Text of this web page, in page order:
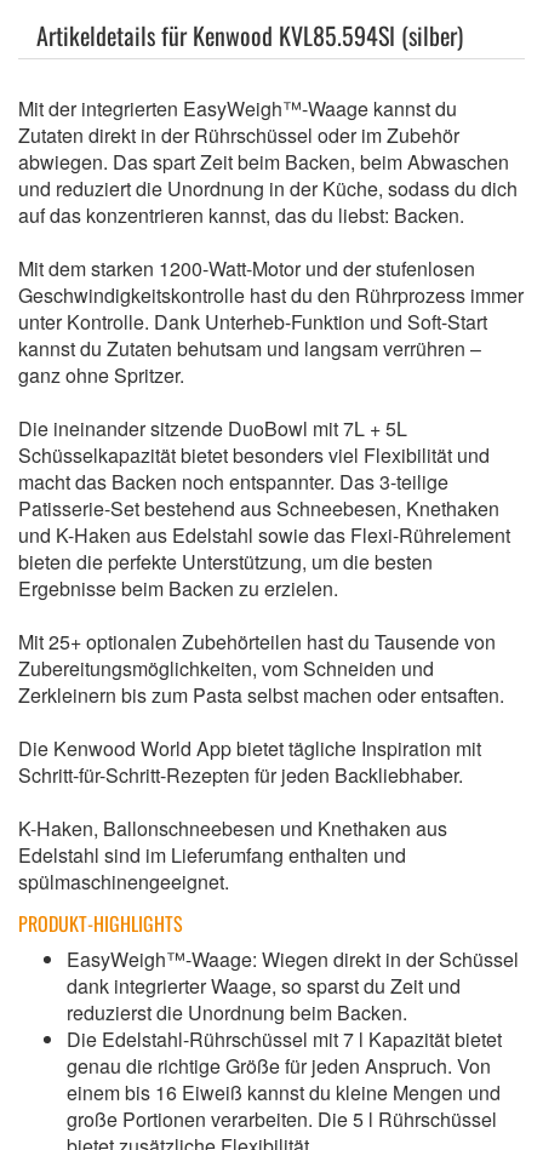
Artikeldetails für Kenwood KVL85.594SI (silber)
Mit der integrierten EasyWeigh™-Waage kannst du
Zutaten direkt in der Rührschüssel oder im Zubehör
abwiegen. Das spart Zeit beim Backen, beim Abwaschen
und reduziert die Unordnung in der Küche, sodass du dich
auf das konzentrieren kannst, das du liebst: Backen.
Mit dem starken 1200-Watt-Motor und der stufenlosen
Geschwindigkeitskontrolle hast du den Rührprozess immer
unter Kontrolle. Dank Unterheb-Funktion und Soft-Start
kannst du Zutaten behutsam und langsam verrühren –
ganz ohne Spritzer.
Die ineinander sitzende DuoBowl mit 7L + 5L
Schüsselkapazität bietet besonders viel Flexibilität und
macht das Backen noch entspannter. Das 3-teilige
Patisserie-Set bestehend aus Schneebesen, Knethaken
und K-Haken aus Edelstahl sowie das Flexi-Rührelement
bieten die perfekte Unterstützung, um die besten
Ergebnisse beim Backen zu erzielen.
Mit 25+ optionalen Zubehörteilen hast du Tausende von
Zubereitungsmöglichkeiten, vom Schneiden und
Zerkleinern bis zum Pasta selbst machen oder entsaften.
Die Kenwood World App bietet tägliche Inspiration mit
Schritt-für-Schritt-Rezepten für jeden Backliebhaber.
K-Haken, Ballonschneebesen und Knethaken aus
Edelstahl sind im Lieferumfang enthalten und
spülmaschinengeeignet.
PRODUKT-HIGHLIGHTS
EasyWeigh™-Waage: Wiegen direkt in der Schüssel
dank integrierter Waage, so sparst du Zeit und
reduzierst die Unordnung beim Backen.
Die Edelstahl-Rührschüssel mit 7 l Kapazität bietet
genau die richtige Größe für jeden Anspruch. Von
einem bis 16 Eiweiß kannst du kleine Mengen und
große Portionen verarbeiten. Die 5 l Rührschüssel